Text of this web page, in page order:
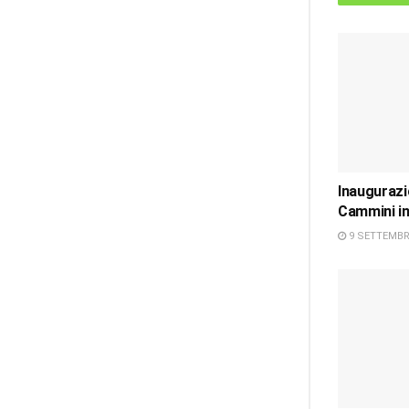
Cammini
9